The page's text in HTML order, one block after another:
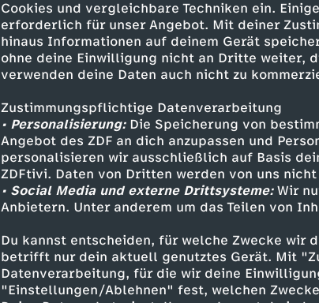
Cookies und vergleichbare Techniken ein.
erforderlich für unser Angebot. Mit deiner
hinaus Informationen auf deinem Gerät
ohne deine Einwilligung nicht an Dritte weiter,
verwenden deine Daten auch nicht zu
Zustimmungspflichtige Datenverarbeitung
• Personalisierung:Die Speicherung von
Angebot des ZDF an dich anzupassen und
personalisieren wir ausschließlich auf Basis
ZDFtivi. Daten von Dritten werden von uns
• Social Media und externe Drittsysteme:Wir
Anbietern. Unter anderem um das Teilen von
Du kannst entscheiden, für welche Zwecke wir
betrifft nur dein aktuell genutztes Gerät. Mit
Datenverarbeitung, für die wir deine
"Einstellungen/Ablehnen" fest, welchen
zehn Metern sind Riesenhaie nach
Welt. Es sind freundliche Riesen,
Fische, Schnecken und Krebse aus
Doch die Bedingungen in der
steigende Wassertemperaturen, die
Wasser bevorzugt, zu schaffen
zu verstehen, wie tiefgreifend
verändert nicht nur das Verhalten
sogar winzige Einzeller.
Strumfluten bis heute